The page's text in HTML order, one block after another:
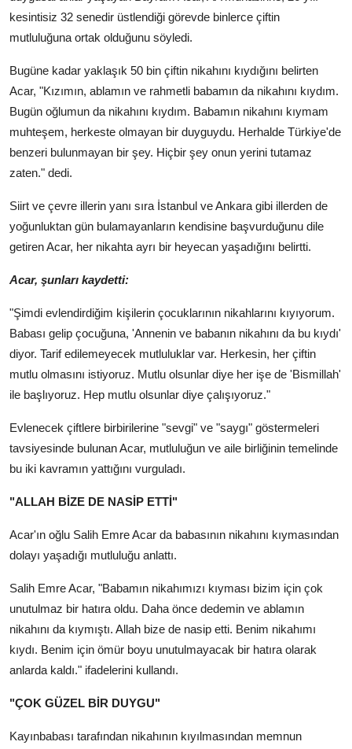
kesintisiz 32 senedir üstlendiği görevde binlerce çiftin
mutluluğuna ortak olduğunu söyledi.
Bugüne kadar yaklaşık 50 bin çiftin nikahını kıydığını belirten
Acar, "Kızımın, ablamın ve rahmetli babamın da nikahını kıydım.
Bugün oğlumun da nikahını kıydım. Babamın nikahını kıymam
muhteşem, herkeste olmayan bir duyguydu. Herhalde Türkiye'de
benzeri bulunmayan bir şey. Hiçbir şey onun yerini tutamaz
zaten." dedi.
Siirt ve çevre illerin yanı sıra İstanbul ve Ankara gibi illerden de
yoğunluktan gün bulamayanların kendisine başvurduğunu dile
getiren Acar, her nikahta ayrı bir heyecan yaşadığını belirtti.
Acar, şunları kaydetti:
"Şimdi evlendirdiğim kişilerin çocuklarının nikahlarını kıyıyorum.
Babası gelip çocuğuna, 'Annenin ve babanın nikahını da bu kıydı'
diyor. Tarif edilemeyecek mutluluklar var. Herkesin, her çiftin
mutlu olmasını istiyoruz. Mutlu olsunlar diye her işe de 'Bismillah'
ile başlıyoruz. Hep mutlu olsunlar diye çalışıyoruz."
Evlenecek çiftlere birbirilerine "sevgi" ve "saygı" göstermeleri
tavsiyesinde bulunan Acar, mutluluğun ve aile birliğinin temelinde
bu iki kavramın yattığını vurguladı.
"ALLAH BİZE DE NASİP ETTİ"
Acar'ın oğlu Salih Emre Acar da babasının nikahını kıymasından
dolayı yaşadığı mutluluğu anlattı.
Salih Emre Acar, "Babamın nikahımızı kıyması bizim için çok
unutulmaz bir hatıra oldu. Daha önce dedemin ve ablamın
nikahını da kıymıştı. Allah bize de nasip etti. Benim nikahımı
kıydı. Benim için ömür boyu unutulmayacak bir hatıra olarak
anlarda kaldı." ifadelerini kullandı.
"ÇOK GÜZEL BİR DUYGU"
Kayınbabası tarafından nikahının kıyılmasından memnun